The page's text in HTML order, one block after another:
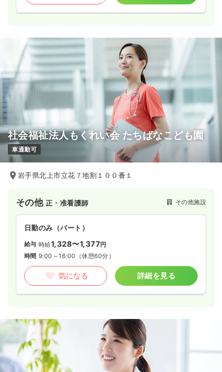
社会福祉法人もくれい会 たちばなこども園
車通勤可
岩手県北上市立花７地割１００番１
その他 正・准看護師 その他施設
日勤のみ（パート）
給与 時給1,328〜1,377円
時間 9:00～16:00 （休憩60分）
気になる 詳細を見る